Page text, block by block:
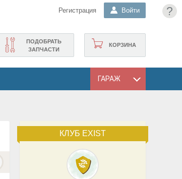
?
Регистрация Войти
КОРЗИНА
ПОДОБРАТЬ
ЗАПЧАСТИ
ГАРАЖ
КЛУБ EXIST